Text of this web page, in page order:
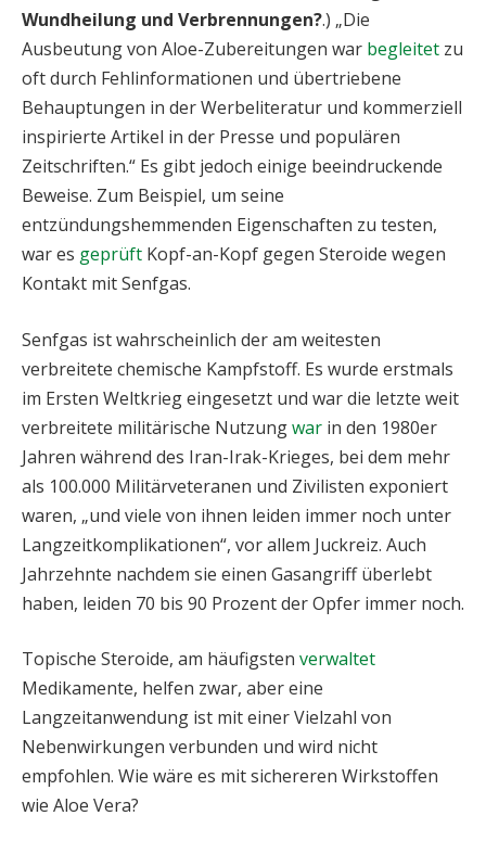
Wundheilung und Verbrennungen?.) „Die
Ausbeutung von Aloe-Zubereitungen war begleitet zu
oft durch Fehlinformationen und übertriebene
Behauptungen in der Werbeliteratur und kommerziell
inspirierte Artikel in der Presse und populären
Zeitschriften.“ Es gibt jedoch einige beeindruckende
Beweise. Zum Beispiel, um seine
entzündungshemmenden Eigenschaften zu testen,
war es geprüft Kopf-an-Kopf gegen Steroide wegen
Kontakt mit Senfgas.
Senfgas ist wahrscheinlich der am weitesten
verbreitete chemische Kampfstoff. Es wurde erstmals
im Ersten Weltkrieg eingesetzt und war die letzte weit
verbreitete militärische Nutzungwar in den 1980er
Jahren während des Iran-Irak-Krieges, bei dem mehr
als 100.000 Militärveteranen und Zivilisten exponiert
waren, „und viele von ihnen leiden immer noch unter
Langzeitkomplikationen“, vor allem Juckreiz. Auch
Jahrzehnte nachdem sie einen Gasangriff überlebt
haben, leiden 70 bis 90 Prozent der Opfer immer noch.
Topische Steroide, am häufigsten verwaltet
Medikamente, helfen zwar, aber eine
Langzeitanwendung ist mit einer Vielzahl von
Nebenwirkungen verbunden und wird nicht
empfohlen. Wie wäre es mit sichereren Wirkstoffen
wie Aloe Vera?